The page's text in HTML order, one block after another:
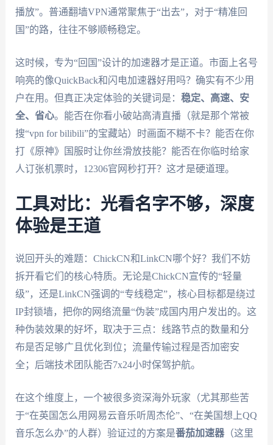
播放”。普通翻墙VPN通常聚焦于“出去”，对于“精准回
国”的路，往往不够顺畅稳定。
这时候，专为“回国”设计的加速器才是正道。市面上名号
响亮的像QuickBack和闪电加速器好用吗？确实有不少用
户在用。但真正决定体验的关键词是： 稳定、高速、安
全、省心。能否在你看小破站高清直播（就是那个常被
搜“vpn for bilibili”的宝藏站）时画面不糊不卡？能否在你
打《原神》国服时让你丝滑放技能？能否在你临时给家
人订张机票时，12306官网秒打开？这才是硬道理。
工具对比：光看名字不够，深度
体验是王道
说回开头的难题：ChickCN和LinkCN哪个好？我们不妨
拆开看它们的核心特质。无论是ChickCN宣传的“轻量
级”，还是LinkCN强调的“专线稳定”，核心目标都是绕过
IP封锁墙，把你的网络流量“伪装”成国内用户发出的。这
种伪装效果的好坏，取决于三点：线路节点的数量和分
布是否足够广且优化到位；流量传输过程是否加密安
全；后端技术团队能否7x24小时保驾护航。
在这个维度上，一个被很多资深海外玩家（尤其那些苦
于“在英国怎么用网易云音乐听周杰伦”、“在美国想上QQ
音乐怎么办”的人群）验证过的方案是番茄加速器（这里